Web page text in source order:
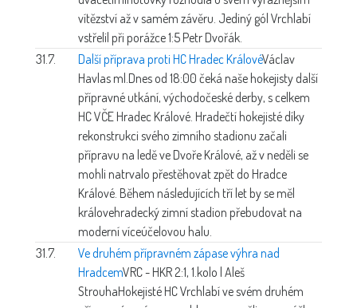
vítězství až v samém závěru. Jediný gól Vrchlabí
vstřelil při porážce 1:5 Petr Dvořák.
31.7.
Další příprava proti HC Hradec KrálovéVáclav
Havlas ml. Dnes od 18:00 čeká naše hokejisty další
přípravné utkání, východočeské derby, s celkem
HC VČE Hradec Králové. Hradečtí hokejisté díky
rekonstrukci svého zimního stadionu začali
přípravu na ledě ve Dvoře Králové, až v neděli se
mohli natrvalo přestěhovat zpět do Hradce
Králové. Během následujících tří let by se měl
královehradecký zimní stadion přebudovat na
moderní víceúčelovou halu.
31.7.
Ve druhém přípravném zápase výhra nad
HradcemVRC - HKR 2:1, 1.kolo | Aleš
StrouhaHokejisté HC Vrchlabí ve svém druhém